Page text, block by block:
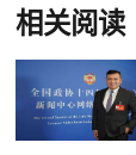
相关阅读